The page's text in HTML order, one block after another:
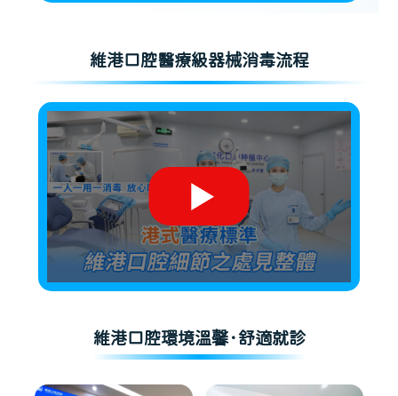
維港口腔醫療級器械消毒流程
維港口腔環境溫馨·舒適就診